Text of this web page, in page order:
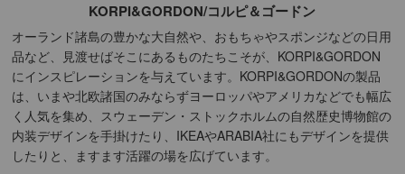
KORPI&GORDON/コルピ＆ゴードン
オーランド諸島の豊かな大自然や、おもちゃやスポンジなどの日用
品など、見渡せばそこにあるものたちこそが、KORPI&GORDON
にインスピレーションを与えています。KORPI&GORDONの製品
は、いまや北欧諸国のみならずヨーロッパやアメリカなどでも幅広
く人気を集め、スウェーデン・ストックホルムの自然歴史博物館の
内装デザインを手掛けたり、IKEAやARABIA社にもデザインを提供
したりと、ますます活躍の場を広げています。